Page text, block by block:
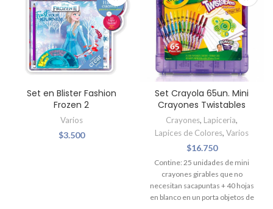
Set en Blister Fashion
Frozen 2
Varios
$3.500
Set Crayola 65un. Mini
Crayones Twistables
Crayones, Lapiceria,
Lapices de Colores, Varios
$16.750
Contine: 25 unidades de mini
crayones girables que no
necesitan sacapuntas + 40 hojas
en blanco en un porta objetos de